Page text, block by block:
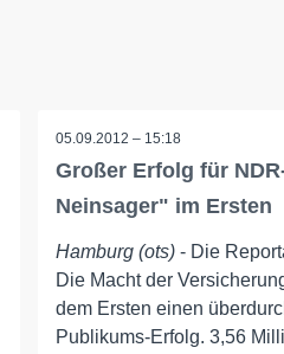
05.09.2012 – 15:18
Großer Erfolg für
Neinsager" im Ersten
Hamburg (ots) - Die
Die Macht der
dem Ersten einen
Publikums-Erfolg. 3,56